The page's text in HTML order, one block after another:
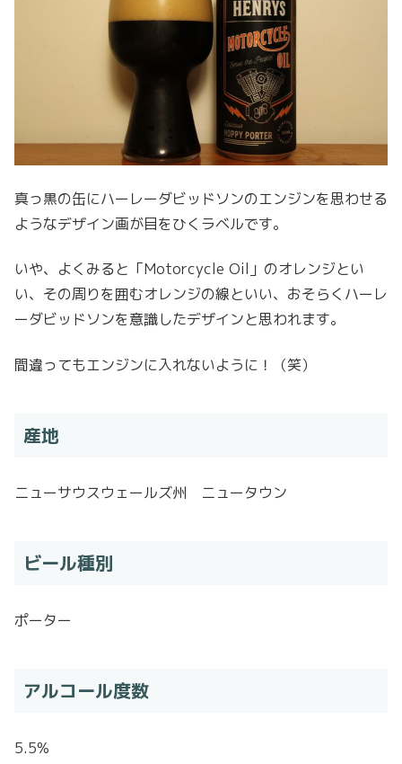
真っ黒の缶にハーレーダビッドソンのエンジンを思わせる
ようなデザイン画が目をひくラベルです。
いや、よくみると「Motorcycle Oil」のオレンジとい
い、その周りを囲むオレンジの線といい、おそらくハーレ
ーダビッドソンを意識したデザインと思われます。
間違ってもエンジンに入れないように！（笑）
産地
ニューサウスウェールズ州 ニュータウン
ビール種別
ポーター
アルコール度数
5.5%